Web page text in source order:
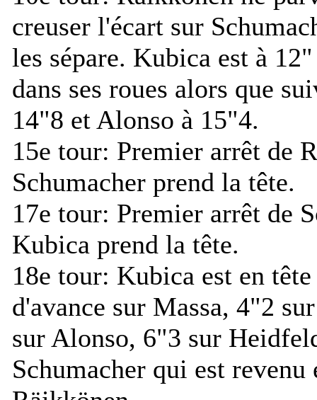
creuser l'écart sur
les sépare. Kubica est à
dans ses roues alors que
14"8 et Alonso à 15"4.
15e tour: Premier arrêt de
Schumacher prend la tête.
17e tour: Premier arrêt de
Kubica prend la tête.
18e tour: Kubica est en
d'avance sur Massa, 4"2
sur Alonso, 6"3 sur
Schumacher qui est revenu